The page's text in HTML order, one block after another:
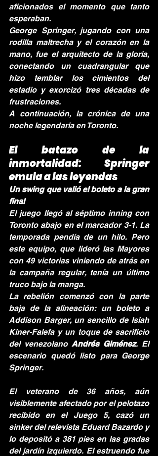
aficionados el momento que tanto
esperaban.
George Springer, jugando con una
rodilla maltrecha y el corazón en la
mano, fue el arquitecto de la gloria,
conectando un cuadrangular que
hizo temblar los cimientos del
estadio y exorcizó tres décadas de
frustraciones.
A continuación, la crónica de una
noche legendaria en Toronto.
El batazo de la
inmortalidad: Springer
emula a las leyendas
Un swing que valió el boleto a la gran
final
El juego llegó al séptimo inning con
Toronto abajo en el marcador 3-1. La
temporada pendía de un hilo. Pero
este equipo, que lideró las Mayores
con 49 victorias viniendo de atrás en
la campaña regular, tenía un último
truco bajo la manga.
La rebelión comenzó con la parte
baja de la alineación: un boleto a
Addison Barger, un sencillo de Isiah
Kiner-Falefa y un toque de sacrificio
del venezolano Andrés Giménez. El
escenario quedó listo para George
Springer.
El veterano de 36 años, aún
visiblemente afectado por el pelotazo
recibido en el Juego 5, cazó un
sinker del relevista Eduard Bazardo y
lo depositó a 381 pies en las gradas
del jardín izquierdo. El estruendo fue